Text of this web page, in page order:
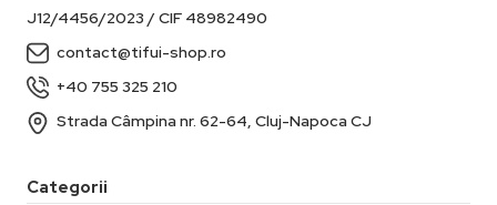
J12/4456/2023 / CIF 48982490
contact@tifui-shop.ro
+40 755 325 210
Strada Câmpina nr. 62-64, Cluj-Napoca CJ
Categorii